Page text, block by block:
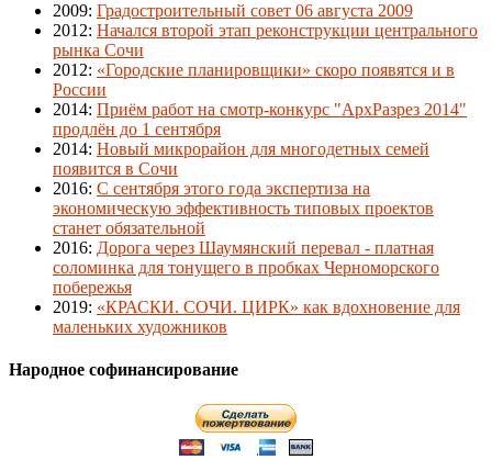
2009: Градостроительный совет 06 августа 2009
2012: Начался второй этап реконструкции центрального
рынка Сочи
2012: «Городские планировщики» скоро появятся и в
России
2014: Приём работ на смотр-конкурс "АрхРазрез 2014"
продлён до 1 сентября
2014: Новый микрорайон для многодетных семей
появится в Сочи
2016: С сентября этого года экспертиза на
экономическую эффективность типовых проектов
станет обязательной
2016: Дорога через Шаумянский перевал - платная
соломинка для тонущего в пробках Черноморского
побережья
2019: «КРАСКИ. СОЧИ. ЦИРК» как вдохновение для
маленьких художников
Народное софинансирование